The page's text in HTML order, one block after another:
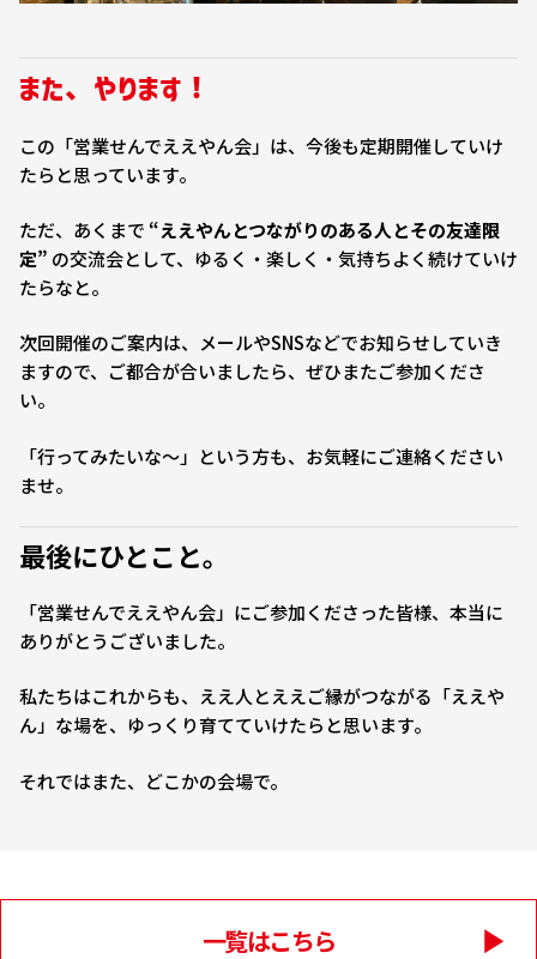
また、やります！
この「営業せんでええやん会」は、今後も定期開催していけ
たらと思っています。
ただ、あくまで “ええやんとつながりのある人とその友達限
定” の交流会として、ゆるく・楽しく・気持ちよく続けていけ
たらなと。
次回開催のご案内は、メールやSNSなどでお知らせしていき
ますので、ご都合が合いましたら、ぜひまたご参加くださ
い。
「行ってみたいな〜」という方も、お気軽にご連絡ください
ませ。
最後にひとこと。
「営業せんでええやん会」にご参加くださった皆様、本当に
ありがとうございました。
私たちはこれからも、ええ人とええご縁がつながる「ええや
ん」な場を、ゆっくり育てていけたらと思います。
それではまた、どこかの会場で。
一覧はこちら